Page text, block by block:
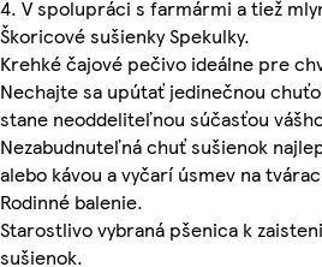
4. V spolupráci s farmármi a tiež
Škoricové sušienky Spekulky.
Krehké čajové pečivo ideálne pre
Nechajte sa upútať jedinečnou
stane neoddeliteľnou súčasťou
Nezabudnuteľná chuť sušienok
alebo kávou a vyčarí úsmev na
Rodinné balenie.
Starostlivo vybraná pšenica k
sušienok.